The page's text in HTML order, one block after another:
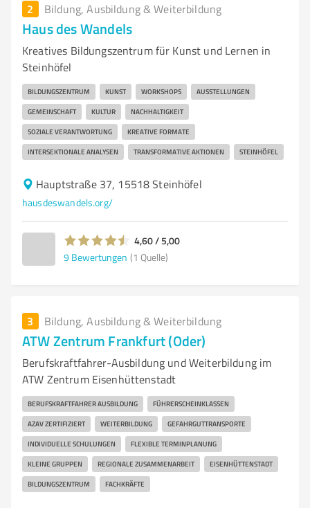
2 Bildung, Ausbildung & Weiterbildung
Haus des Wandels
Kreatives Bildungszentrum für Kunst und Lernen in
Steinhöfel
BILDUNGSZENTRUM KUNST WORKSHOPS AUSSTELLUNGEN
GEMEINSCHAFT KULTUR NACHHALTIGKEIT
SOZIALE VERANTWORTUNG KREATIVE FORMATE
INTERSEKTIONALE ANALYSEN TRANSFORMATIVE AKTIONEN STEINHÖFEL
Hauptstraße 37, 15518 Steinhöfel
hausdeswandels.org/
4,60 / 5,00
9 Bewertungen (1 Quelle)
3 Bildung, Ausbildung & Weiterbildung
ATW Zentrum Frankfurt (Oder)
Berufskraftfahrer-Ausbildung und Weiterbildung im
ATW Zentrum Eisenhüttenstadt
BERUFSKRAFTFAHRER AUSBILDUNG FÜHRERSCHEINKLASSEN
AZAV ZERTIFIZIERT WEITERBILDUNG GEFAHRGUTTRANSPORTE
INDIVIDUELLE SCHULUNGEN FLEXIBLE TERMINPLANUNG
KLEINE GRUPPEN REGIONALE ZUSAMMENARBEIT EISENHÜTTENSTADT
BILDUNGSZENTRUM FACHKRÄFTE